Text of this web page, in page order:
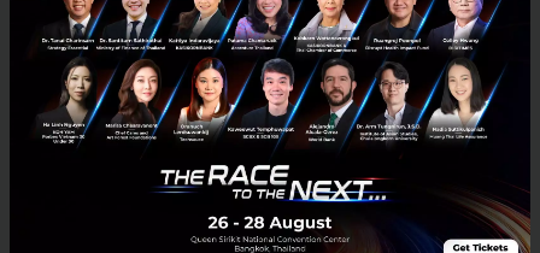
ครบวงจรของอาเซียน” คุณนัฐพลกล่าวทิ้งท้าย
No comment